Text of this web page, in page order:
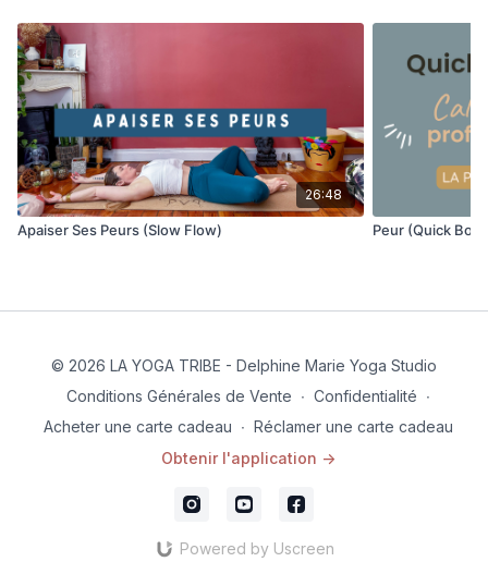
26:48
Apaiser Ses Peurs (Slow Flow) Peur (Quick Box)
© 2026 LA YOGA TRIBE - Delphine Marie Yoga Studio
Conditions Générales de Vente ∙ Confidentialité ∙
Acheter une carte cadeau ∙ Réclamer une carte cadeau
Obtenir l'application ->
Powered by Uscreen